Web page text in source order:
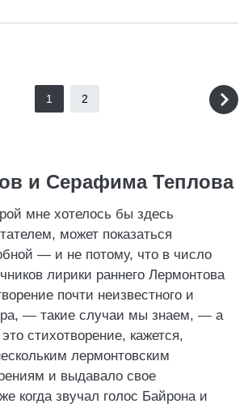
1 2
и Серафима Теплова
мне хотелось бы здесь
может показаться
— и не потому, что в число
лирики раннего Лермонтова
почти неизвестного и
— такие случаи мы знаем, — а
стихотворение, кажется,
лермонтовским
и выдавало свое
когда звучал голос Байрона и